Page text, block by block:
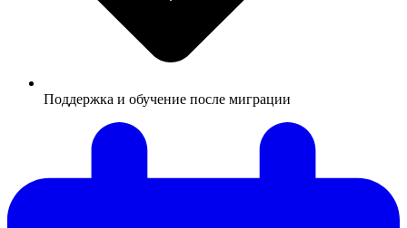
Поддержка и обучение после миграции